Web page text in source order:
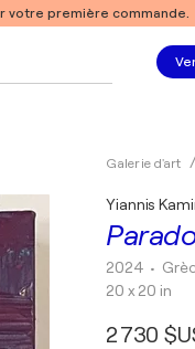
votre première commande.
Galerie d'art
Yiannis
2024 •
20 x 20 in
2 730